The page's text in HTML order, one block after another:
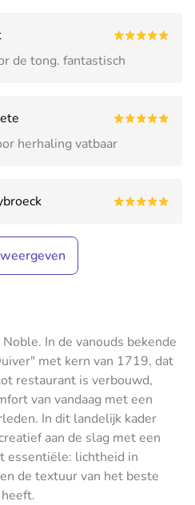
de tong. fantastisch
herhaling vatbaar
In de vanouds bekende
met kern van 1719, dat
restaurant is verbouwd,
van vandaag met een
In dit landelijk kader
aan de slag met een
essentiële: lichtheid in
de textuur van het beste